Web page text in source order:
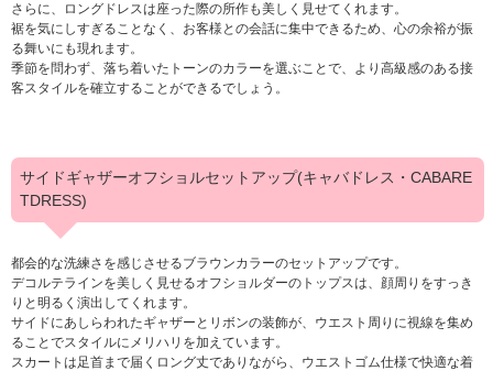
さらに、ロングドレスは座った際の所作も美しく見せてくれます。
裾を気にしすぎることなく、お客様との会話に集中できるため、心の余裕が振
る舞いにも現れます。
季節を問わず、落ち着いたトーンのカラーを選ぶことで、より高級感のある接
客スタイルを確立することができるでしょう。
サイドギャザーオフショルセットアップ(キャバドレス・CABARE
TDRESS)
都会的な洗練さを感じさせるブラウンカラーのセットアップです。
デコルテラインを美しく見せるオフショルダーのトップスは、顔周りをすっき
りと明るく演出してくれます。
サイドにあしらわれたギャザーとリボンの装飾が、ウエスト周りに視線を集め
ることでスタイルにメリハリを加えています。
スカートは足首まで届くロング丈でありながら、ウエストゴム仕様で快適な着